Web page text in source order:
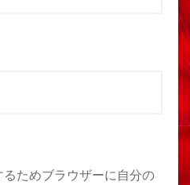
ためブラウザーに自分の